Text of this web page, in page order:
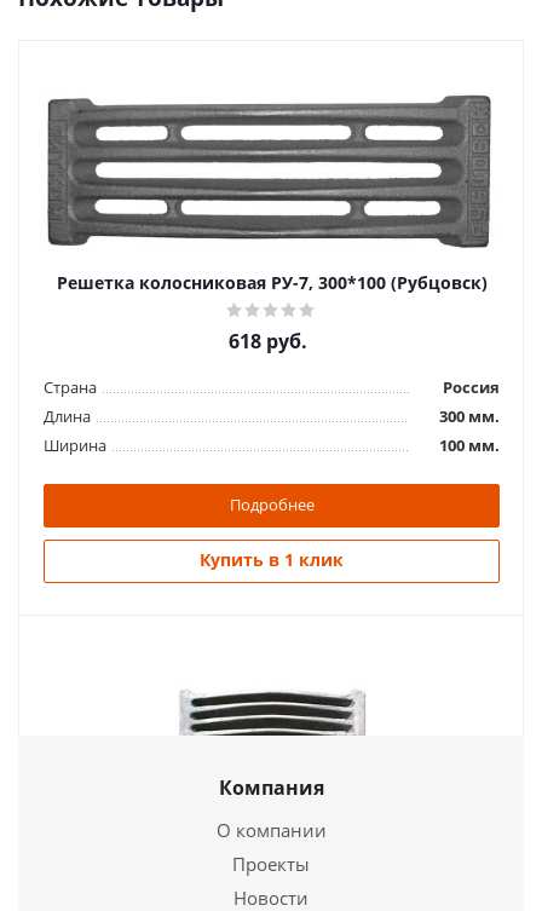
Решетка колосниковая РУ-7, 300*100 (Рубцовск)
618руб.
Страна
Россия
Длина
300 мм.
Ширина
100 мм.
Подробнее
Купить в 1 клик
Решетка колосниковая РУ-5 (250х250мм), 4,6кг
"БЛЗ"
Компания
О компании
Проекты
Новости